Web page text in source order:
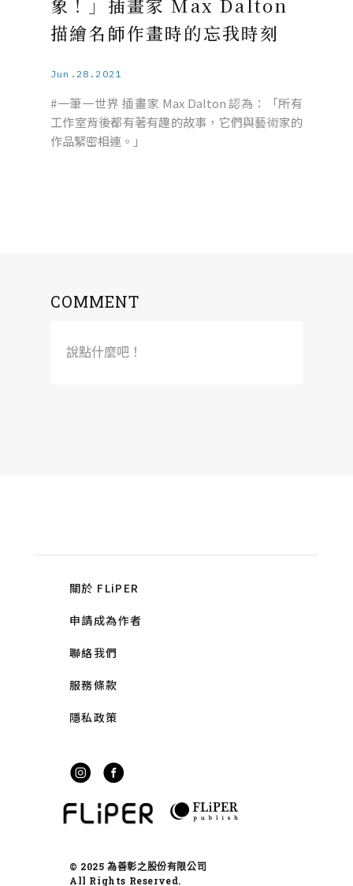
象！」插畫家 Max Dalton
描繪名師作畫時的忘我時刻
Jun.28.2021
#一筆一世界 插畫家 Max Dalton 認為：「所有
工作室背後都有著有趣的故事，它們與藝術家的
作品緊密相連。」
COMMENT
說點什麼吧！
關於 FLiPER
申請成為作者
聯絡我們
服務條款
隱私政策
© 2025 為善彰之股份有限公司
All Rights Reserved.